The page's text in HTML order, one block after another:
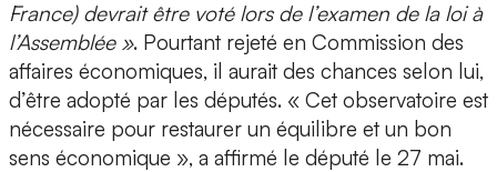
France) devrait être voté lors de l’examen de la loi à
l’Assemblée ». Pourtant rejeté en Commission des
affaires économiques, il aurait des chances selon lui,
d’être adopté par les députés. « Cet observatoire est
nécessaire pour restaurer un équilibre et un bon
sens économique », a affirmé le député le 27 mai.